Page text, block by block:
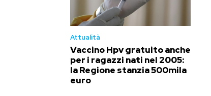
Attualità
Vaccino Hpv gratuito anche
per i ragazzi nati nel 2005:
la Regione stanzia 500mila
euro